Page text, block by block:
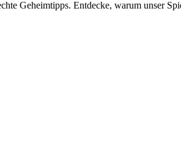
Geheimtipps. Entdecke, warum unser